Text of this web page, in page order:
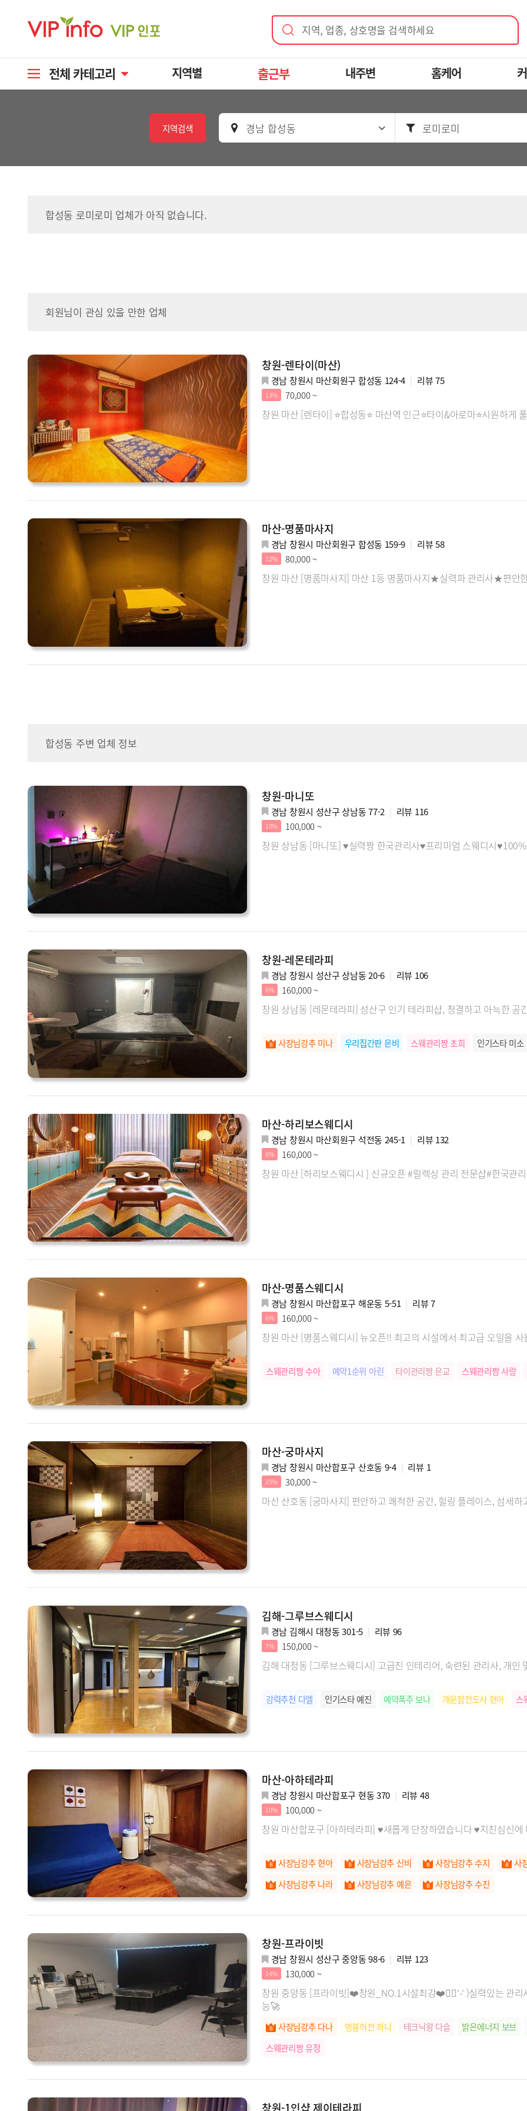
지역, 업종, 상호명을 검색하세요
전체 카테고리 지역별 출근부 내주변 홈케어
지역검색 경남 합성동 로미로미
합성동 로미로미 업체가 아직 없습니다.
회원님이 관심 있을 만한 업체
창원-렌타이(마산)
경남 창원시 마산회원구 합성동 124-4 리뷰75
13% 70,000 ~
창원 마산 [렌타이] ⭐합성동⭐ 마산역 인근⭐타이&아로마⭐시원하게
마산-명품마사지
경남 창원시 마산회원구 합성동 159-9 리뷰58
12% 80,000 ~
창원 마산 [명품마사지] 마산 1등 명품마사지★실력파 관리사★편안
합성동 주변 업체 정보
창원-마니또
경남 창원시 성산구 상남동 77-2 리뷰 116
10% 100,000 ~
창원 상남동 [마니또] ♥실력짱 한국관리사♥프리미엄 스웨디시
창원-레몬테라피
경남 창원시 성산구 상남동 20-6 리뷰 106
6% 160,000 ~
창원 상남동 [레몬테라피] 성산구 인기 테라피샵, 청결하고 아늑한 공
사장님강추 미나 우리집간판 은비 스웨관리짱 초희 인기스타 미소
마산-하리보스웨디시
경남 창원시 마산회원구 석전동 245-1 리뷰 132
6% 160,000 ~
창원 마산 [하리보스웨디시 ] 신규오픈 #릴렉싱 관리 전문샵#한국관
마산-명품스웨디시
경남 창원시 마산합포구 해운동 5-51 리뷰7
6% 160,000 ~
창원 마산 [명품스웨디시] 뉴오픈!! 최고의 시설에서 최고급 오일을 사
스웨관리짱 수아 예약1순위 아린 타이관리짱 은교 스웨관리짱 사랑
마산-궁마사지
경남 창원시 마산합포구 산호동 9-4 리뷰 1
25% 30,000 ~
마산 산호동 [궁마사지] 편안하고 쾌적한 공간, 힐링 플레이스, 섬세하
김해-그루브스웨디시
경남 김해시 대청동 301-5 리뷰 96
7% 150,000 ~
김해 대청동 [그루브스웨디시] 고급진 인테리어, 숙련된 관리사, 개인
강력추천 다엘 인기스타 예진 예약폭주 보나 개운함전도사 현아 스
마산-아하테라피
경남 창원시 마산합포구 현동 370 리뷰 48
10% 100,000 ~
창원 마산합포구 [아하테라피] ♥새롭게 단장하였습니다 ♥지친심신
사장님강추 현아 사장님강추 신비 사장님강추 수지 사
사장님강추 나라
사장님강추 예은 사장님강추 수진
창원-프라이빗
경남 창원시 성산구 중앙동 98-6 리뷰 123
14% 130,000 ~
창원 중앙동 [프라이빗]❤️창원_NO.1시설최강❤️🖐🏻'-' )실력있는 관리
능🚀
사장님강추 다나 명불허전 하니 테크닉왕 다슬 밝은에너지 보브
스웨관리짱 유정
창원-1인샵 제이테라피